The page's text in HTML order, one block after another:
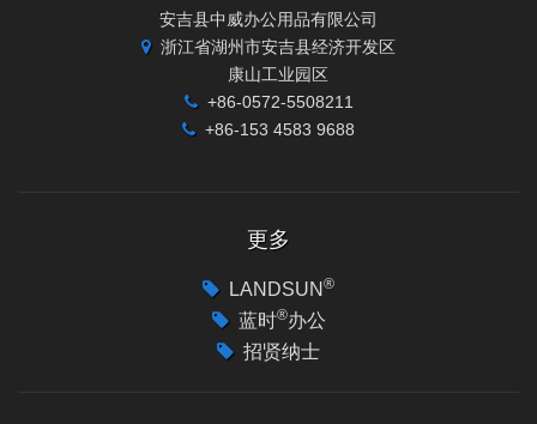
安吉县中威办公用品有限公司
浙江省湖州市安吉县经济开发区
康山工业园区
+86-0572-5508211
+86-153 4583 9688
更多
LANDSUN ®
蓝时®办公
招贤纳士